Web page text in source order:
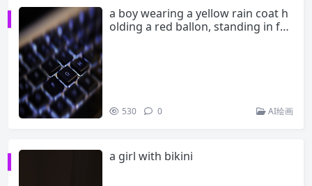
a boy wearing a yellow rain coat h
olding a red ballon, standing in fro
530 0 AI绘画
a girl with bikini